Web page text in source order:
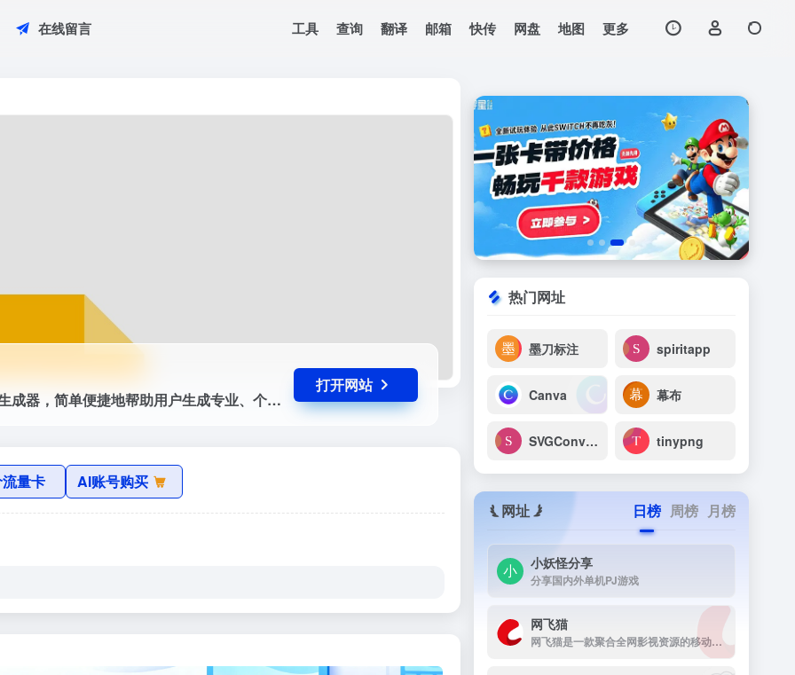
在线留言 工具 查询 翻译 邮箱 快传 网盘 地图 更多
Logo Galleria 是一款免费的在线AI Logo生成器，简单便捷地帮助用户生成专业、个性化的Logo，适合各类行业。无需注册登录即可使用，生成的Logo支持PNG和SVG格式下载，并提供高级编辑功能，满足不同设计需求。详细介绍：Logo Galleria 是一个专为用户提供免费在线Logo设计服务的AI工具。其核心优势在于快速...
打开网站
量卡 AI账号购买
热门网址
墨刀标注 spiritapp
Canva 幕布
SVGConverter tinypng
网址 日榜 周榜 月榜
小妖怪分享
分享国内外单机PJ游戏
网飞猫
网飞猫是一款聚合全网影视资源的移动端播放应用，主打免费、高画...